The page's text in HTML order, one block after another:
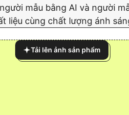
mẫu bằng AI và người
liệu cùng chất lượng ánh
Tải lên ảnh sản phẩm